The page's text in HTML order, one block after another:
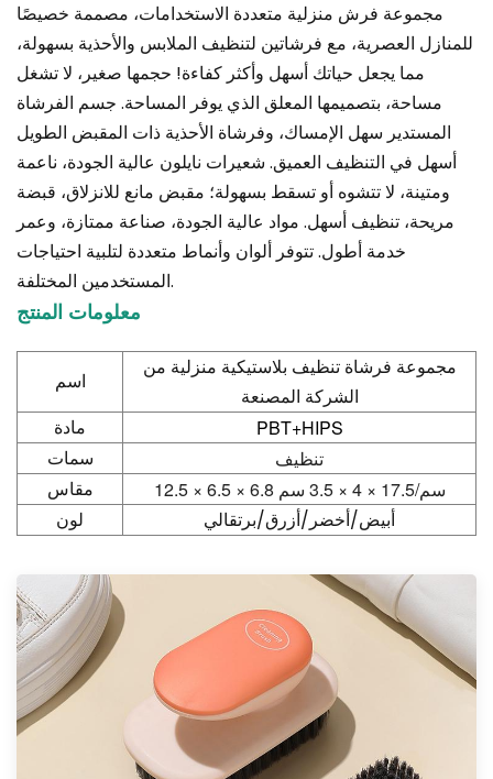
مجموعة فرش منزلية متعددة الاستخدامات، مصممة خصيصًا
للمنازل العصرية، مع فرشاتين لتنظيف الملابس والأحذية بسهولة،
مما يجعل حياتك أسهل وأكثر كفاءة! حجمها صغير، لا تشغل
مساحة، بتصميمها المعلق الذي يوفر المساحة. جسم الفرشاة
المستدير سهل الإمساك، وفرشاة الأحذية ذات المقبض الطويل
أسهل في التنظيف العميق. شعيرات نايلون عالية الجودة، ناعمة
ومتينة، لا تتشوه أو تسقط بسهولة؛ مقبض مانع للانزلاق، قبضة
مريحة، تنظيف أسهل. مواد عالية الجودة، صناعة ممتازة، وعمر
خدمة أطول. تتوفر ألوان وأنماط متعددة لتلبية احتياجات
المستخدمين المختلفة.
معلومات المنتج
اسم
مجموعة فرشاة تنظيف بلاستيكية منزلية من
الشركة المصنعة
مادة
PBT+HIPS
سمات
تنظيف
مقاس
12.5 × 6.5 × 6.8 سم/17.5 × 4 × 3.5 سم
لون
أبيض/أخضر/أزرق/برتقالي